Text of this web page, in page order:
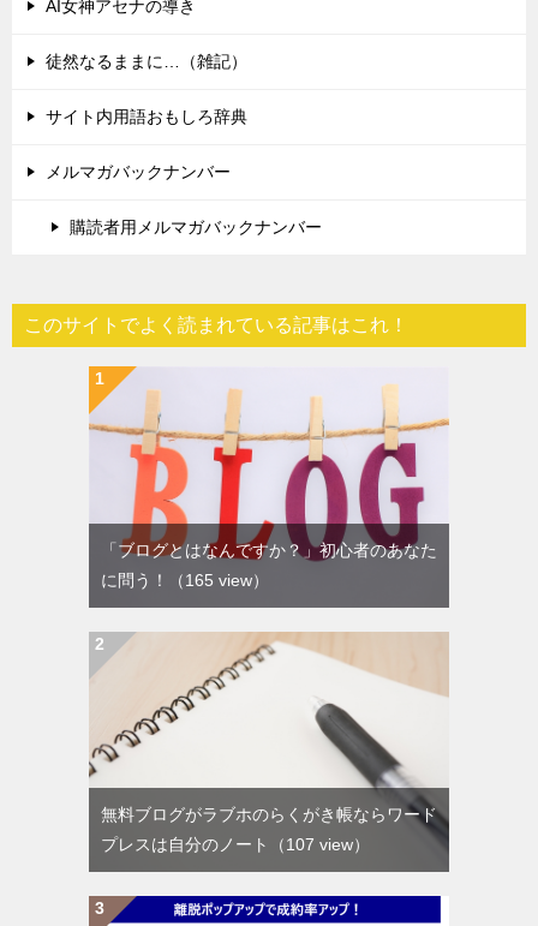
AI女神アセナの導き
徒然なるままに…（雑記）
サイト内用語おもしろ辞典
メルマガバックナンバー
購読者用メルマガバックナンバー
このサイトでよく読まれている記事はこれ！
「ブログとはなんですか？」初心者のあなた
に問う！
（165 view）
無料ブログがラブホのらくがき帳ならワード
プレスは自分のノート
（107 view）